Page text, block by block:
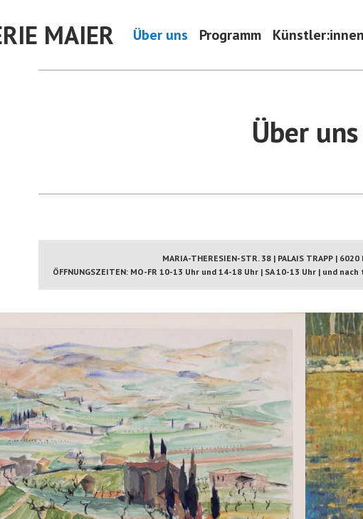
MAIER Über uns Programm Künstler:innen
Über uns
MARIA-THERESIEN-STR. 38 | PALAIS TRAPP | 6020
ÖFFNUNGSZEITEN: MO-FR 10-13 Uhr und 14-18 Uhr | SA 10-13 Uhr | und